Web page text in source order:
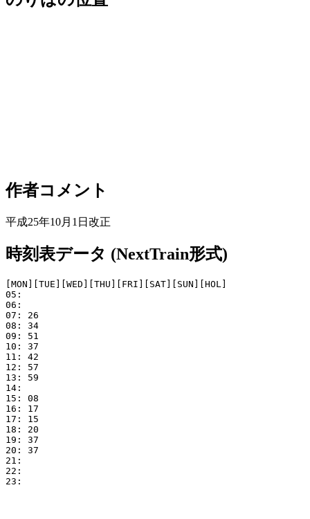
作者コメント
平成25年10月1日改正
時刻表データ (NextTrain形式)
[MON][TUE][WED][THU][FRI][SAT][SUN][HOL]
05:
06:
07: 26
08: 34
09: 51
10: 37
11: 42
12: 57
13: 59
14:
15: 08
16: 17
17: 15
18: 20
19: 37
20: 37
21:
22:
23: